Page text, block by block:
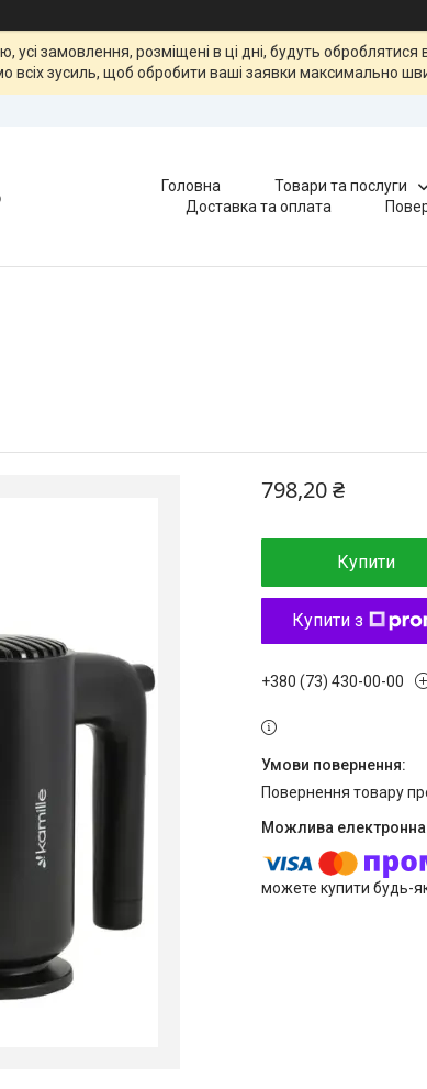
усі замовлення, розміщені в ці дні, будуть
всіх зусиль, щоб обробити ваші заявки максимально
Головна Товари та послуги
Доставка та оплата
798,20 ₴
Купити
Купити з
+380 (73) 430-00-00
повернення товару
можете купити будь-